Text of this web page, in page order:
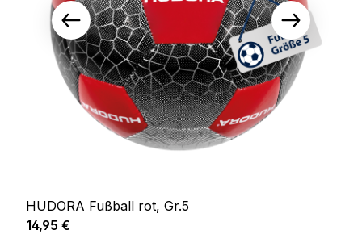
HUDORA Fußball rot, Gr.5
Regulärer Preis:
14,95 €